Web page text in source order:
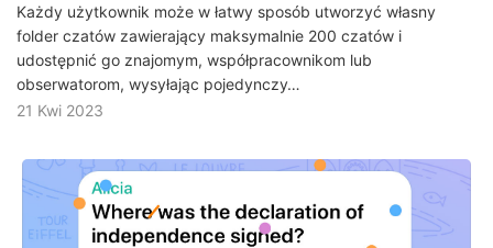
Każdy użytkownik może w łatwy sposób utworzyć własny
folder czatów zawierający maksymalnie 200 czatów i
udostępnić go znajomym, współpracownikom lub
obserwatorom, wysyłając pojedynczy…
21 Kwi 2023